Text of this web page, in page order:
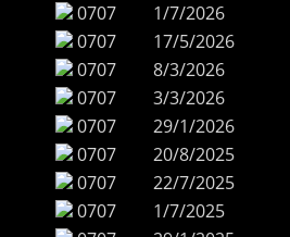
0707
1/7/2026
0707
17/5/2026
0707
8/3/2026
0707
3/3/2026
0707
29/1/2026
0707
20/8/2025
0707
22/7/2025
0707
1/7/2025